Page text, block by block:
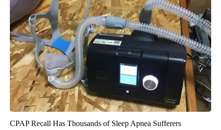
CPAP Recall Has Thousands of Sleep Apnea Sufferers